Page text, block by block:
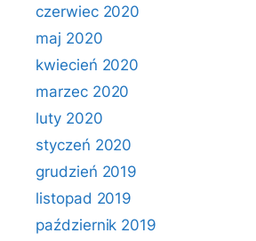
czerwiec 2020
maj 2020
kwiecień 2020
marzec 2020
luty 2020
styczeń 2020
grudzień 2019
listopad 2019
październik 2019